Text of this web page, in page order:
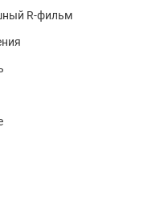
R-фильм